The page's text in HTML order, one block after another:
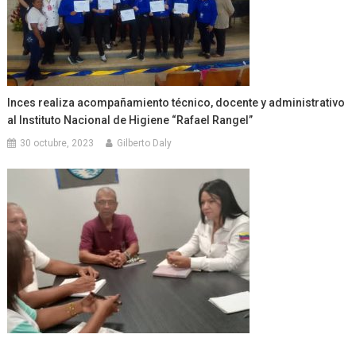
Inces realiza acompañamiento técnico, docente y administrativo
al Instituto Nacional de Higiene “Rafael Rangel”
30 octubre, 2023 Gilberto Daly